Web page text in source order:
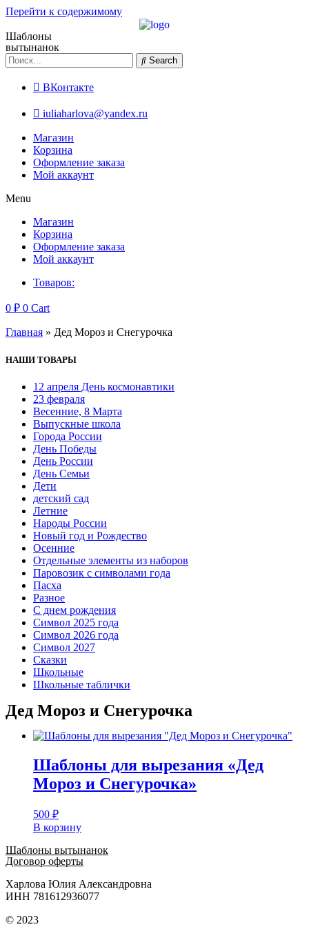
Перейти к содержимому
Шаблоны
вытынанок
Search
ВКонтакте
iuliaharlova@yandex.ru
Магазин
Корзина
Оформление заказа
Мой аккаунт
Menu
Магазин
Корзина
Оформление заказа
Мой аккаунт
Товаров:
0 ₽ 0 Cart
Главная » Дед Мороз и Снегурочка
НАШИ ТОВАРЫ
12 апреля День космонавтики
23 февраля
Весенние, 8 Марта
Выпускные школа
Города России
День Победы
День России
День Семьи
Дети
детский сад
Летние
Народы России
Новый год и Рождество
Осенние
Отдельные элементы из наборов
Паровозик с символами года
Пасха
Разное
С днем рождения
Символ 2025 года
Символ 2026 года
Символ 2027
Сказки
Школьные
Школьные таблички
Дед Мороз и Снегурочка
Шаблоны для вырезания «Дед
Мороз и Снегурочка»
500 ₽
В корзину
Шаблоны вытынанок
Договор оферты
Харлова Юлия Александровна
ИНН 781612936077
© 2023